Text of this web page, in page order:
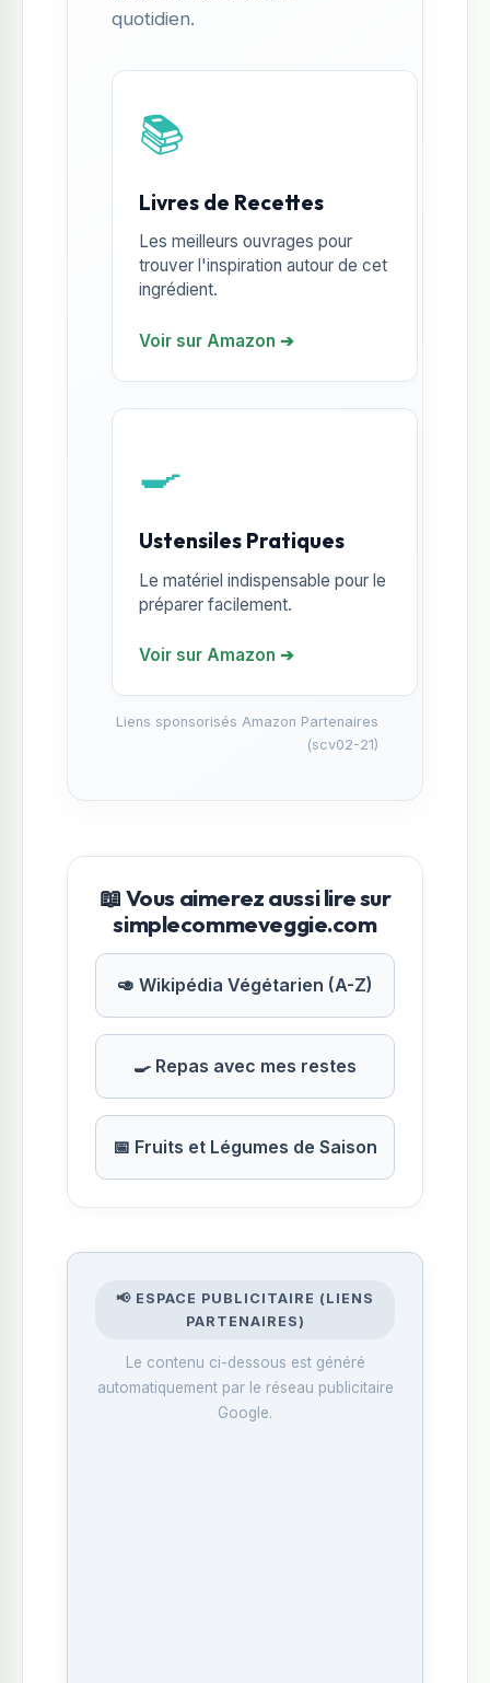
quotidien.
📚
Livres de Recettes
Les meilleurs ouvrages pour
trouver l'inspiration autour de cet
ingrédient.
Voir sur Amazon ➔
🍳
Ustensiles Pratiques
Le matériel indispensable pour le
préparer facilement.
Voir sur Amazon ➔
Liens sponsorisés Amazon Partenaires
(scv02-21)
📖 Vous aimerez aussi lire sur
simplecommeveggie.com
🥑 Wikipédia Végétarien (A-Z)
🍳 Repas avec mes restes
📅 Fruits et Légumes de Saison
📢 ESPACE PUBLICITAIRE (LIENS
PARTENAIRES)
Le contenu ci-dessous est généré
automatiquement par le réseau publicitaire
Google.